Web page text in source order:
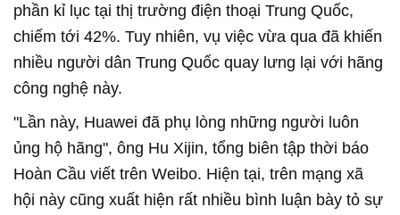
phần kỉ lục tại thị trường điện thoại Trung Quốc,
chiếm tới 42%. Tuy nhiên, vụ việc vừa qua đã khiến
nhiều người dân Trung Quốc quay lưng lại với hãng
công nghệ này.
"Lần này, Huawei đã phụ lòng những người luôn
ủng hộ hãng", ông Hu Xijin, tổng biên tập thời báo
Hoàn Cầu viết trên Weibo. Hiện tại, trên mạng xã
hội này cũng xuất hiện rất nhiều bình luận bày tỏ sự